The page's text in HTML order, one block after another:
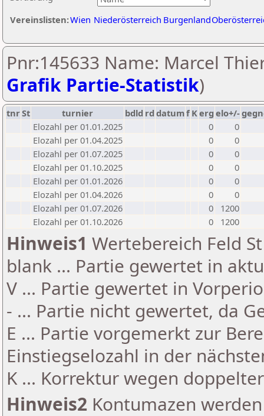
Vereinslisten:Wien Niederösterreich Burgenland
Pnr:145633 Name: Marcel
Grafik Partie-Statistik)
tnrSt turnier bdld rd datumf Kerg elo+/-
Elozahl per 01.01.2025
0
0
Elozahl per 01.04.2025
0
0
Elozahl per 01.07.2025
0
0
Elozahl per 01.10.2025
0
0
Elozahl per 01.01.2026
0
0
Elozahl per 01.04.2026
0
0
Elozahl per 01.07.2026
0
1200
Elozahl per 01.10.2026
0 1200
Hinweis1 Wertebereich Feld
blank ... Partie gewertet in
V ... Partie gewertet in
- ... Partie nicht gewertet, da
E ... Partie vorgemerkt zur
Einstiegselozahl in der
K ... Korrektur wegen
Hinweis2 Kontumazen